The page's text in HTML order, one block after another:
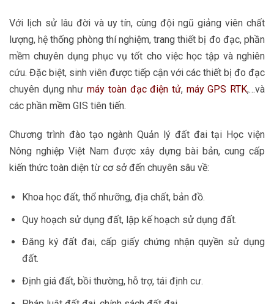
Với lịch sử lâu đời và uy tín, cùng đội ngũ giảng viên chất
lượng, hệ thống phòng thí nghiệm, trang thiết bị đo đạc, phần
mềm chuyên dụng phục vụ tốt cho việc học tập và nghiên
cứu. Đặc biệt, sinh viên được tiếp cận với các thiết bị đo đạc
chuyên dụng như máy toàn đạc điện tử, máy GPS RTK,…và
các phần mềm GIS tiên tiến.
Chương trình đào tạo ngành Quản lý đất đai tại Học viện
Nông nghiệp Việt Nam được xây dựng bài bản, cung cấp
kiến thức toàn diện từ cơ sở đến chuyên sâu về:
Khoa học đất, thổ nhưỡng, địa chất, bản đồ.
Quy hoạch sử dụng đất, lập kế hoạch sử dụng đất.
Đăng ký đất đai, cấp giấy chứng nhận quyền sử dụng
đất.
Định giá đất, bồi thường, hỗ trợ, tái định cư.